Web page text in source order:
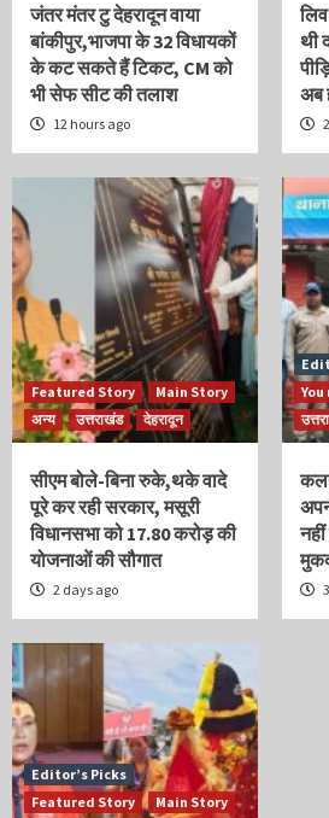
जंतर मंतर टु देहरादून वाया
बांकीपुर,भाजपा के 32 विधायकों
के कट सकते हैं टिकट, CM को
भी सेफ सीट की तलाश
12 hours ago
थी
अब
Featured Story
Main Story
अन्य
उत्तराखंड देहरादून
सीएम बोले-बिना रुके,थके वादे
पूरे कर रही सरकार, मसूरी
विधानसभा को 17.80 करोड़ की
योजनाओं की सौगात
2 days ago
Editor’s Picks
Featured Story
Main Story